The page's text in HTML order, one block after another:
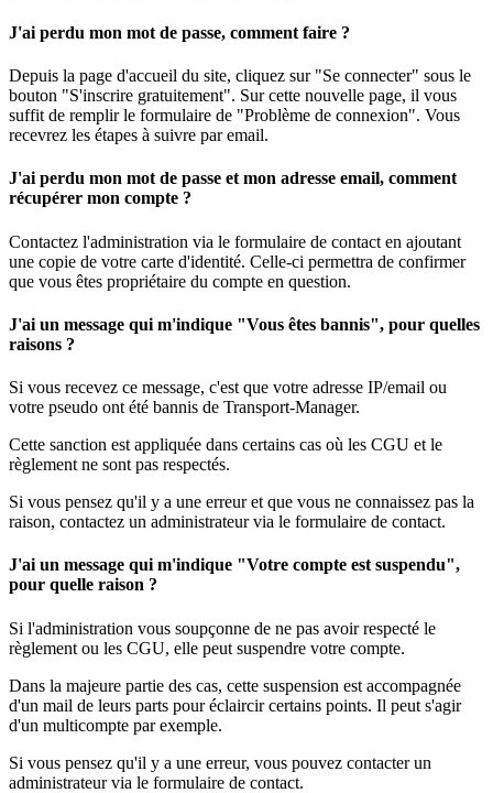
J'ai perdu mon mot de passe, comment faire ?
Depuis la page d'accueil du site, cliquez sur "Se connecter" sous le
bouton "S'inscrire gratuitement". Sur cette nouvelle page, il vous
suffit de remplir le formulaire de "Problème de connexion". Vous
recevrez les étapes à suivre par email.
J'ai perdu mon mot de passe et mon adresse email, comment
récupérer mon compte ?
Contactez l'administration via le formulaire de contact en ajoutant
une copie de votre carte d'identité. Celle-ci permettra de confirmer
que vous êtes propriétaire du compte en question.
J'ai un message qui m'indique "Vous êtes bannis", pour quelles
raisons ?
Si vous recevez ce message, c'est que votre adresse IP/email ou
votre pseudo ont été bannis de Transport-Manager.
Cette sanction est appliquée dans certains cas où les CGU et le
règlement ne sont pas respectés.
Si vous pensez qu'il y a une erreur et que vous ne connaissez pas la
raison, contactez un administrateur via le formulaire de contact.
J'ai un message qui m'indique "Votre compte est suspendu",
pour quelle raison ?
Si l'administration vous soupçonne de ne pas avoir respecté le
règlement ou les CGU, elle peut suspendre votre compte.
Dans la majeure partie des cas, cette suspension est accompagnée
d'un mail de leurs parts pour éclaircir certains points. Il peut s'agir
d'un multicompte par exemple.
Si vous pensez qu'il y a une erreur, vous pouvez contacter un
administrateur via le formulaire de contact.